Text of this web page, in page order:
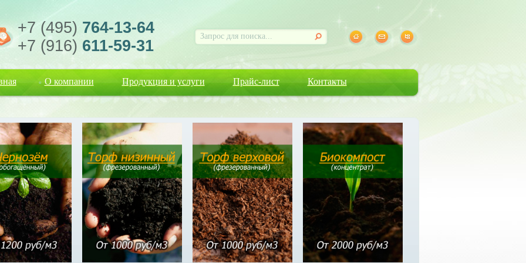
+7 (495) 764-13-64
+7 (916) 611-59-31
О компании Продукция и услуги Прайс-лист Контакты